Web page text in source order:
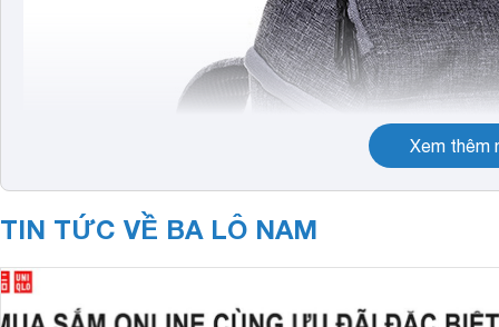
Xem thêm
TIN TỨC VỀ BA LÔ NAM